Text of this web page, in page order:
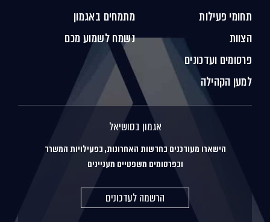
תחומי פעילות
הצוות
פרסומים ועדכונים
למען הקהילה
מתמחים באגמון
נשמח לשמוע מכם
אגמון בסושיאל
הישארו מעודכנים בחדשות האחרונות, בפעילויות המשרד
ובפרסומים משפטיים מעניינים
הרשמה לעדכונים